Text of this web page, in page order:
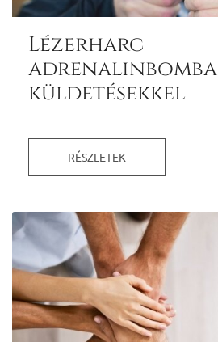
Lézerharc
adrenalinbomba
küldetésekkel
RÉSZLETEK